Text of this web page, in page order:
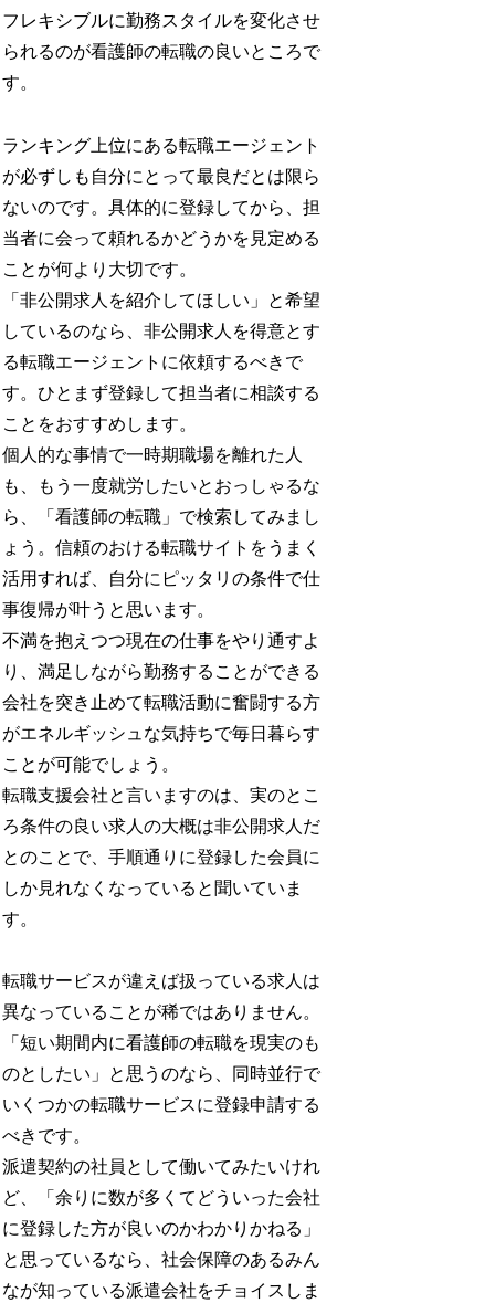
フレキシブルに勤務スタイルを変化させ
られるのが看護師の転職の良いところで
す。
ランキング上位にある転職エージェント
が必ずしも自分にとって最良だとは限ら
ないのです。具体的に登録してから、担
当者に会って頼れるかどうかを見定める
ことが何より大切です。
「非公開求人を紹介してほしい」と希望
しているのなら、非公開求人を得意とす
る転職エージェントに依頼するべきで
す。ひとまず登録して担当者に相談する
ことをおすすめします。
個人的な事情で一時期職場を離れた人
も、もう一度就労したいとおっしゃるな
ら、「看護師の転職」で検索してみまし
ょう。信頼のおける転職サイトをうまく
活用すれば、自分にピッタリの条件で仕
事復帰が叶うと思います。
不満を抱えつつ現在の仕事をやり通すよ
り、満足しながら勤務することができる
会社を突き止めて転職活動に奮闘する方
がエネルギッシュな気持ちで毎日暮らす
ことが可能でしょう。
転職支援会社と言いますのは、実のとこ
ろ条件の良い求人の大概は非公開求人だ
とのことで、手順通りに登録した会員に
しか見れなくなっていると聞いていま
す。
転職サービスが違えば扱っている求人は
異なっていることが稀ではありません。
「短い期間内に看護師の転職を現実のも
のとしたい」と思うのなら、同時並行で
いくつかの転職サービスに登録申請する
べきです。
派遣契約の社員として働いてみたいけれ
ど、「余りに数が多くてどういった会社
に登録した方が良いのかわかりかねる」
と思っているなら、社会保障のあるみん
なが知っている派遣会社をチョイスしま